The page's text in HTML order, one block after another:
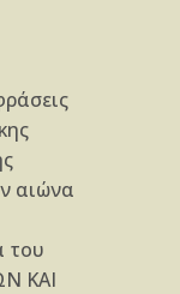
αιώνα
του
ΚΑΙ